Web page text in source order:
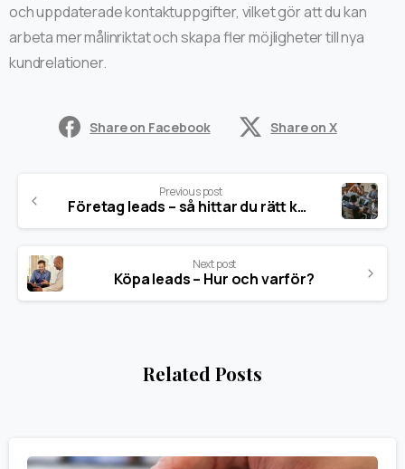
och uppdaterade kontaktuppgifter, vilket gör att du kan
arbeta mer målinriktat och skapa fler möjligheter till nya
kundrelationer.
Share on Facebook Share on X
Previous post
Företag leads – så hittar du rätt kontakter för B2B-försäljning
Next post
Köpa leads – Hur och varför?
Related Posts